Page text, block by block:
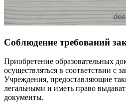
Соблюдение требований
Приобретение образовательных
осуществляться в соответствии с
Учреждения, предоставляющие
легальными и иметь право
документы.